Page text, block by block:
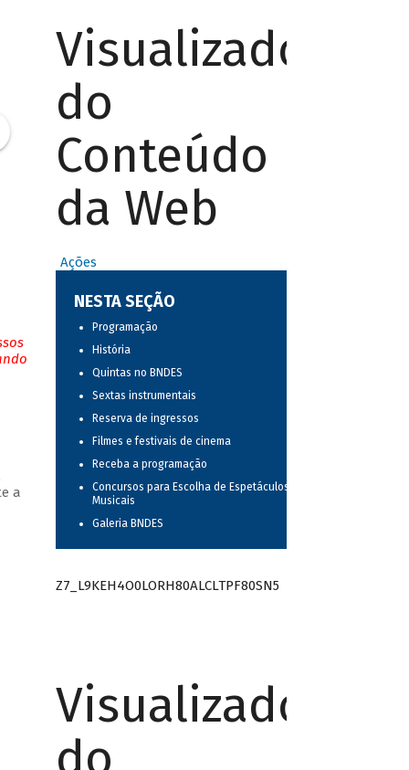
a
Visualizador
do
Conteúdo
da Web
Ações
NESTA SEÇÃO
Programação
História
Quintas no BNDES
Sextas instrumentais
Reserva de ingressos
Filmes e festivais de cinema
Receba a programação
Concursos para Escolha de Espetáculos
Musicais
Galeria BNDES
Z7_L9KEH4O0LORH80ALCLTPF80SN5
Visualizador
do